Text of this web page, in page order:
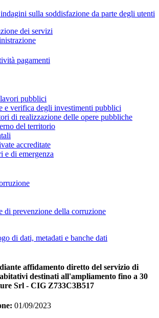
sulla soddisfazione da parte degli utenti
dei servizi
pagamenti
pubblici
e verifica degli investimenti pubblici
di realizzazione delle opere pubbliche
del territorio
accreditate
e di emergenza
di prevenzione della corruzione
di dati, metadati e banche dati
affidamento diretto del servizio di
destinati all'ampliamento fino a 30
Srl - CIG Z733C3B517
01/09/2023